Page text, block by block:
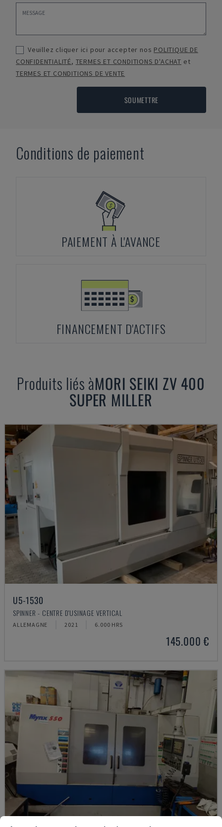
Veuillez cliquer ici pour accepter nos POLITIQUE DE
CONFIDENTIALITÉ, TERMES ET CONDITIONS D'ACHAT et
TERMES ET CONDITIONS DE VENTE
SOUMETTRE
Conditions de paiement
PAIEMENT À L'AVANCE
FINANCEMENT D'ACTIFS
Produits liés àMORI SEIKI ZV 400
SUPER MILLER
U5-1530
SPINNER - CENTRE D'USINAGE VERTICAL
ALLEMAGNE 2021 6.000 HRS
145.000 €